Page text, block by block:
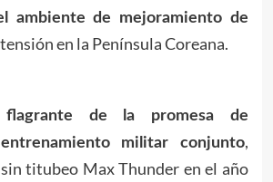
ambiente de mejoramiento de
en la Península Coreana.
de la promesa de
militar conjunto,
titubeo Max Thunder en el año